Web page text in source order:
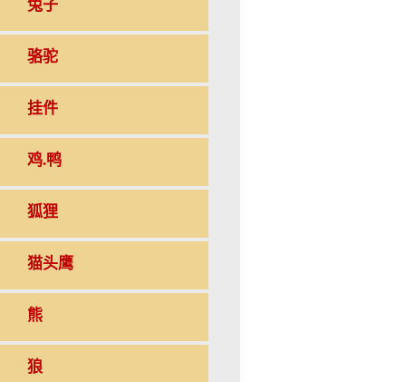
兔子
骆驼
挂件
鸡.鸭
狐狸
猫头鹰
熊
狼